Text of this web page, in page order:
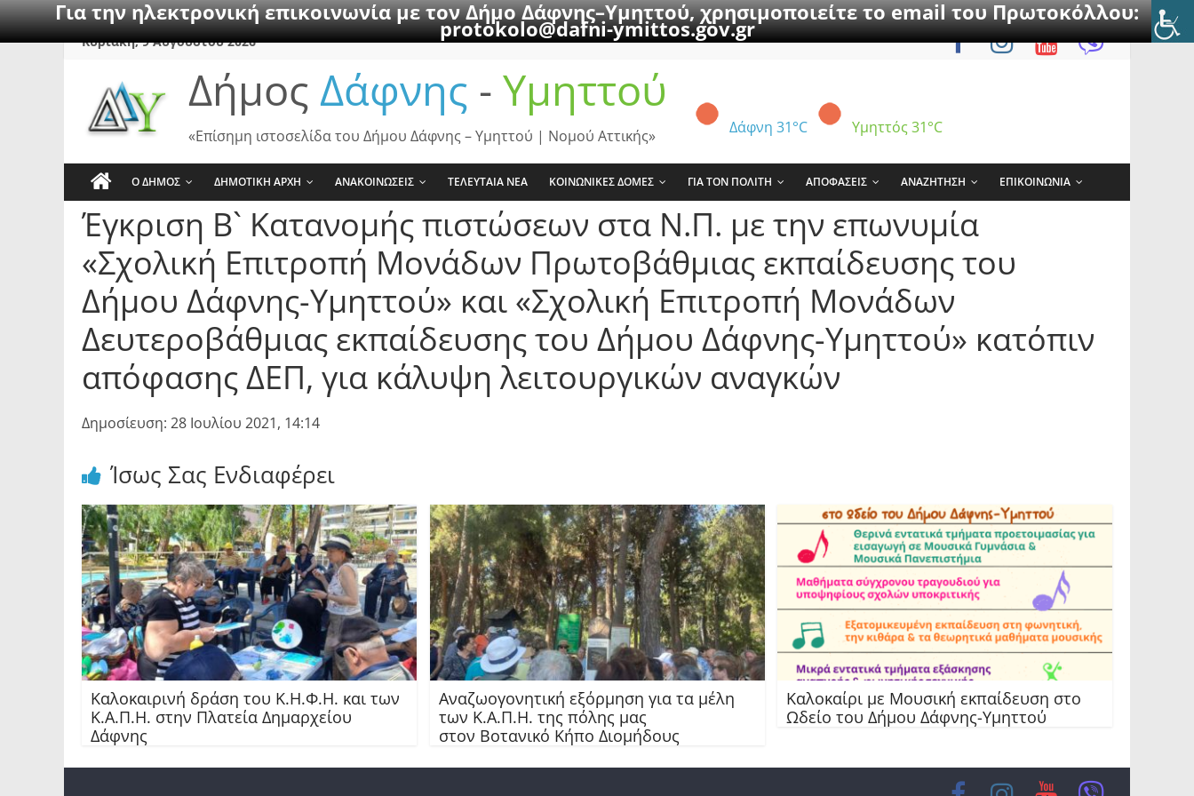
Για την ηλεκτρονική επικοινωνία με τον Δήμο Δάφνης–Υμηττού, χρησιμοποιείτε το email του Πρωτοκόλλου:
protokolo@dafni-ymittos.gov.gr
SkipΚυριακή, 9 Αυγούστου 2026
Δήμος Δάφνης - Υμηττού
Δάφνη 31°C Υμηττός 31°C
«Επίσημη ιστοσελίδα του Δήμου Δάφνης – Υμηττού | Νομού Αττικής»
Ο ΔΗΜΟΣ ΔΗΜΟΤΙΚΗ ΑΡΧΗ ΑΝΑΚΟΙΝΩΣΕΙΣ ΤΕΛΕΥΤΑΙΑ ΝΕΑ ΚΟΙΝΩΝΙΚΕΣ ΔΟΜΕΣ ΓΙΑ ΤΟΝ ΠΟΛΙΤΗ ΑΠΟΦΑΣΕΙΣ ΑΝΑΖΗΤΗΣΗ ΕΠΙΚΟΙΝΩΝΙΑ
Έγκριση Β` Κατανομής πιστώσεων στα Ν.Π. με την επωνυμία
«Σχολική Επιτροπή Μονάδων Πρωτοβάθμιας εκπαίδευσης του
Δήμου Δάφνης-Υμηττού» και «Σχολική Επιτροπή Μονάδων
Δευτεροβάθμιας εκπαίδευσης του Δήμου Δάφνης-Υμηττού» κατόπιν
απόφασης ΔΕΠ, για κάλυψη λειτουργικών αναγκών
Δημοσίευση: 28 Ιουλίου 2021, 14:14
Ίσως Σας Ενδιαφέρει
Καλοκαιρινή δράση του Κ.Η.Φ.Η. και των
Κ.Α.Π.Η. στην Πλατεία Δημαρχείου
Δάφνης
Αναζωογονητική εξόρμηση για τα μέλη
των Κ.Α.Π.Η. της πόλης μας
στον Βοτανικό Κήπο Διομήδους
Καλοκαίρι με Μουσική εκπαίδευση στο
Ωδείο του Δήμου Δάφνης-Υμηττού